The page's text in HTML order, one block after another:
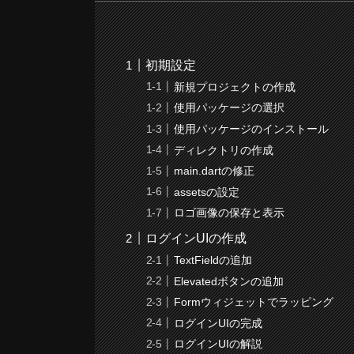
初期設定
新規プロジェクトの作成
使用パッケージの選択
使用パッケージのインストール
ディレクトリの作成
main.dartの修正
assetsの設定
ロゴ画像の保存と表示
ログインUIの作成
TextFieldの追加
Elevatedボタンの追加
Formウィジェットでラッピング
ログインUIの完成
ログインUIの解説